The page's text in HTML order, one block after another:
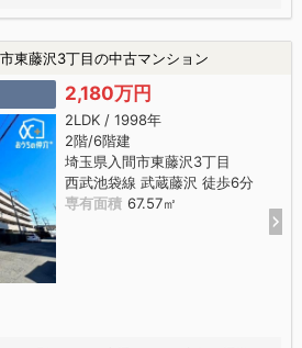
東藤沢3丁目の中古マンション
2,180万円
2LDK / 1998年
2階/6階建
埼玉県入間市東藤沢3丁目
西武池袋線 武蔵藤沢 徒歩6分
専有面積 67.57㎡